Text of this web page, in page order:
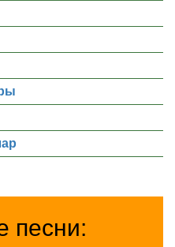
песни: